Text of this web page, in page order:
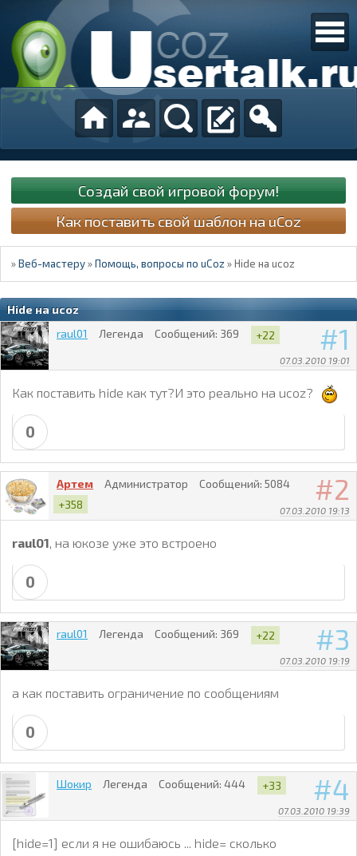
Создай свой игровой форум!
Как поставить свой шаблон на uCoz
»Веб-мастеру »Помощь, вопросы по uCoz »Hide на ucoz
Hide на ucoz
1
07.03.2010 19:01
raul01 Легенда Сообщений: 369 +22
Как поставить hide как тут?И это реально на ucoz?
0
2
07.03.2010 19:13
Артем Администратор Сообщений: 5084
+358
raul01, на юкозе уже это встроено
0
3
07.03.2010 19:19
raul01 Легенда Сообщений: 369 +22
а как поставить ограничение по сообщениям
0
4
07.03.2010 19:39
Шокир Легенда Сообщений: 444 +33
[hide=1] если я не ошибаюсь ... hide= сколько